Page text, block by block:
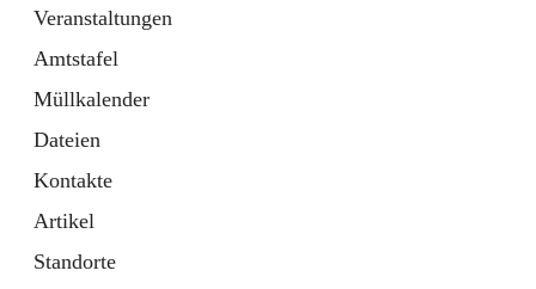
Veranstaltungen
Amtstafel
Müllkalender
Dateien
Kontakte
Artikel
Standorte
2 Schnellzugriffe